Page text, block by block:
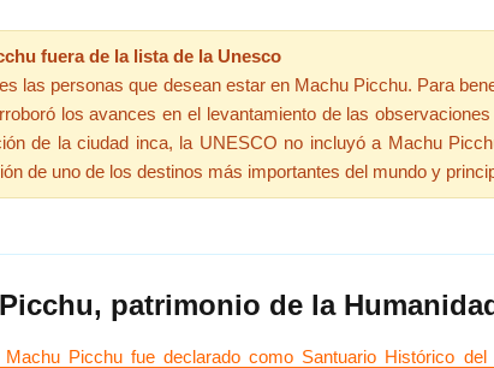
fuera de la lista de la Unesco
las personas que desean estar en Machu Picchu. Para
los avances en el levantamiento de las
de la ciudad inca, la UNESCO no incluyó a Machu
de uno de los destinos más importantes del mundo y
patrimonio de la
Picchu fue declarado como Santuario Histórico del